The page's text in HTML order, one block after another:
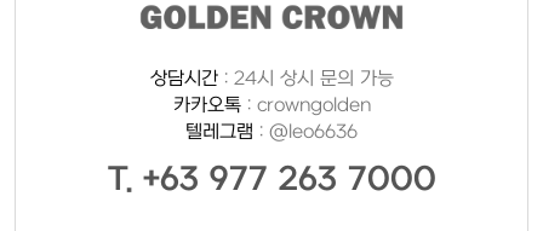
상담시간: 24시 상시 문의 가능
카카오톡: crowngolden
텔레그램 : @leo6636
T. +63 977 263 7000